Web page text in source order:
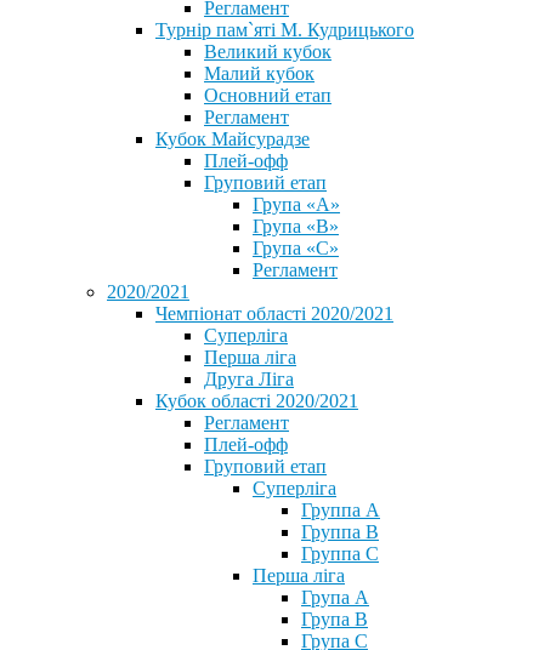
Регламент
Турнір пам`яті М. Кудрицького
Великий кубок
Малий кубок
Основний етап
Регламент
Кубок Майсурадзе
Плей-офф
Груповий етап
Група «А»
Група «B»
Група «C»
Регламент
2020/2021
Чемпіонат області 2020/2021
Суперліга
Перша ліга
Друга Ліга
Кубок області 2020/2021
Регламент
Плей-офф
Груповий етап
Суперліга
Группа A
Группа B
Группа C
Перша ліга
Група A
Група B
Група C